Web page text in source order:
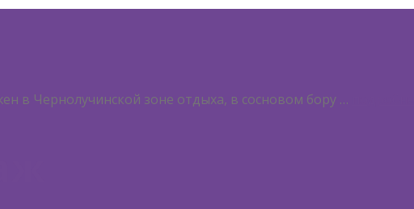
в Чернолучинской зоне отдыха, в сосновом бору …